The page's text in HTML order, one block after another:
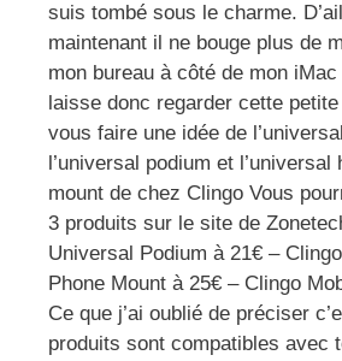
suis tombé sous le charme.
maintenant il ne bouge plus de
mon bureau à côté de mon iMac
laisse donc regarder cette
vous faire une idée de
l’universal podium et l’universal
mount de chez Clingo Vous
3 produits sur le site de
Universal Podium à 21€ –
Phone Mount à 25€ – Clingo
Ce que j’ai oublié de préciser
produits sont compatibles avec